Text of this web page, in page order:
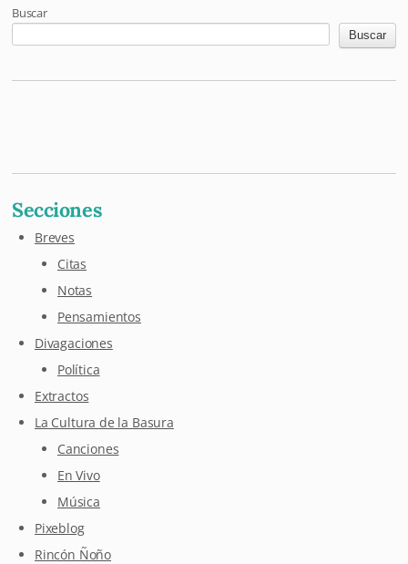
Buscar
Buscar
Secciones
Breves
Citas
Notas
Pensamientos
Divagaciones
Política
Extractos
La Cultura de la Basura
Canciones
En Vivo
Música
Pixeblog
Rincón Ñoño